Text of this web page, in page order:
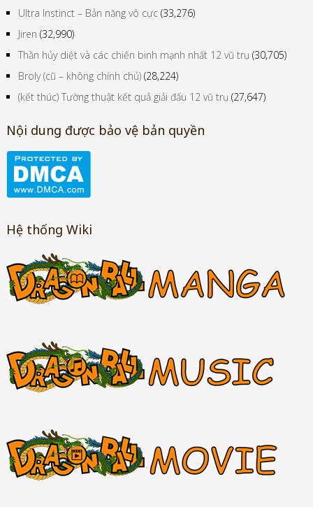
Ultra Instinct – Bản năng vô cực (33,276)
Jiren (32,990)
Thần hủy diệt và các chiến binh mạnh nhất 12 vũ trụ (30,705)
Broly (cũ – không chính chủ) (28,224)
(kết thúc) Tường thuật kết quả giải đấu 12 vũ trụ (27,647)
Nội dung được bảo vệ bản quyền
Hệ thống Wiki